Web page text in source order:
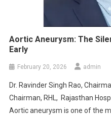
Aortic Aneurysm: The
Early
February 20, 2026 admin
Dr. Ravinder Singh Rao,
Chairman, RHL, Rajasthan
Aortic aneurysm is one of the